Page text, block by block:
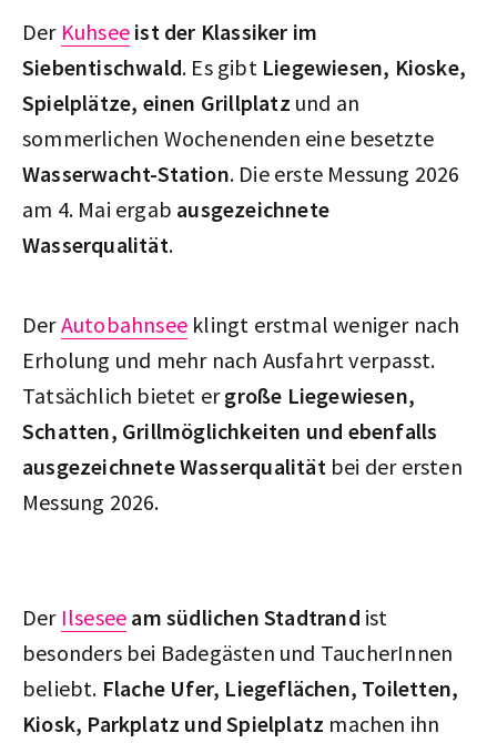
Der Kuhsee ist der Klassiker im
Siebentischwald. Es gibt Liegewiesen, Kioske,
Spielplätze, einen Grillplatz und an
sommerlichen Wochenenden eine besetzte
Wasserwacht-Station. Die erste Messung 2026
am 4. Mai ergab ausgezeichnete
Wasserqualität.
DerAutobahnsee klingt erstmal weniger nach
Erholung und mehr nach Ausfahrt verpasst.
Tatsächlich bietet ergroße Liegewiesen,
Schatten, Grillmöglichkeiten und ebenfalls
ausgezeichnete Wasserqualität bei der ersten
Messung 2026.
Der Ilsesee am südlichen Stadtrand ist
besonders bei Badegästen und TaucherInnen
beliebt. Flache Ufer, Liegeflächen, Toiletten,
Kiosk, Parkplatz und Spielplatz machen ihn